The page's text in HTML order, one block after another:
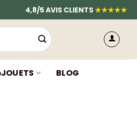
4,8/5 AVIS CLIENTS★★★★★
JOUETS BLOG